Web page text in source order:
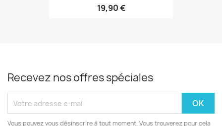
19,90 €
Recevez nos offres spéciales
Vous pouvez vous désinscrire à tout moment. Vous trouverez pour cela